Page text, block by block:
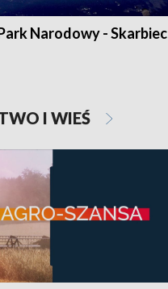
Narodowy - Skarbiec
I WIEŚ